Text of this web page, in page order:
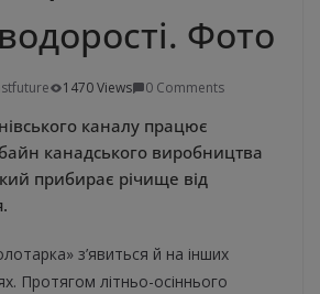
Фото
1470 Views 0 Comments
каналу працює
канадського виробництва
прибирає річище від
з’явиться й на інших
Протягом літньо-осіннього